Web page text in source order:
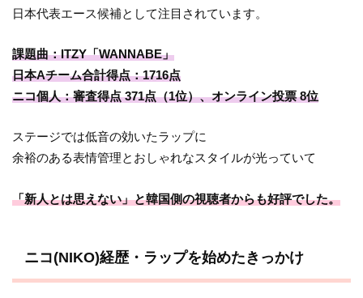
日本代表エース候補として注目されています。
課題曲：ITZY「WANNABE」
日本Aチーム合計得点：1716点
ニコ個人：審査得点 371点（1位）、オンライン投票 8位
ステージでは低音の効いたラップに
余裕のある表情管理とおしゃれなスタイルが光っていて
「新人とは思えない」と韓国側の視聴者からも好評でした。
ニコ(NIKO)経歴・ラップを始めたきっかけ